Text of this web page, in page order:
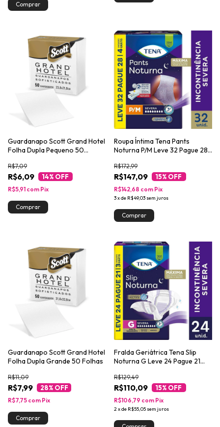
Guardanapo Scott Grand Hotel
Folha Dupla Pequeno 50
R$6,09
R$7,09
14% OFF
R$5,91 com Pix
Roupa Íntima Tena Pants
Noturna P/M Leve 32 Pague 28
R$147,09
R$172,99
15% OFF
3xde R$49,03 sem juros
R$142,68 com Pix
Guardanapo Scott Grand Hotel
Folha Dupla Grande 50 Folhas
R$7,99
R$11,09
28% OFF
R$7,75 com Pix
Fralda Geriátrica Tena Slip
Noturna G Leve 24 Pague 21
R$110,09
R$129,49
15% OFF
2xde R$55,05 sem juros
R$106,79 com Pix